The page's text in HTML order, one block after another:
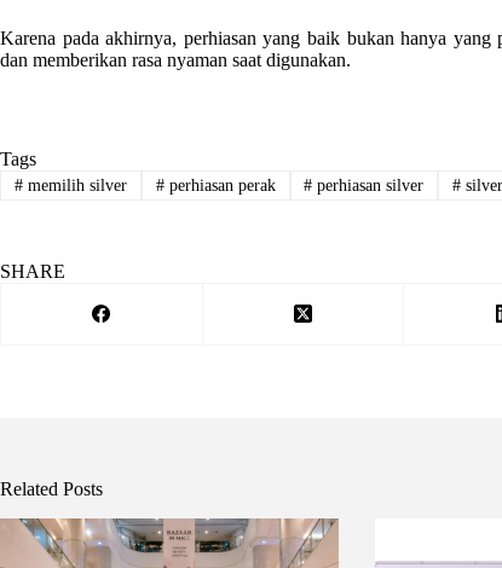
Karena pada akhirnya, perhiasan yang baik bukan hanya
dan memberikan rasa nyaman saat digunakan.
Tags
#memilih silver #perhiasan perak # perhiasan silver # silver
SHARE
Related Posts